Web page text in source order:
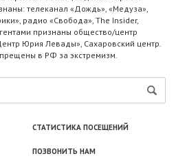
телеканал «Дождь», «Медуза»,
радио «Свобода», The Insider,
признаны общество/центр
Юрия Левады», Сахаровский центр.
в РФ за экстремизм.
СТАТИСТИКА ПОСЕЩЕНИЙ
ПОЗВОНИТЬ НАМ